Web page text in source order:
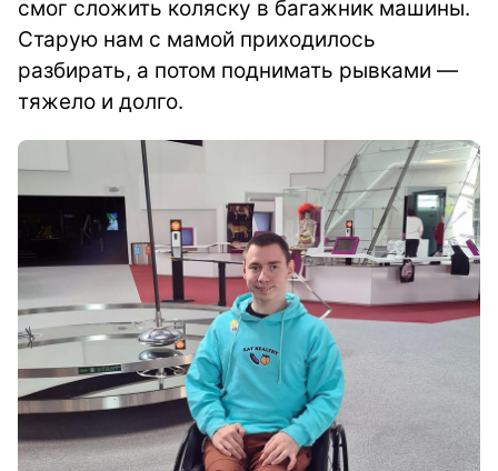
смог сложить коляску в багажник машины.
Старую нам с мамой приходилось
разбирать, а потом поднимать рывками —
тяжело и долго.